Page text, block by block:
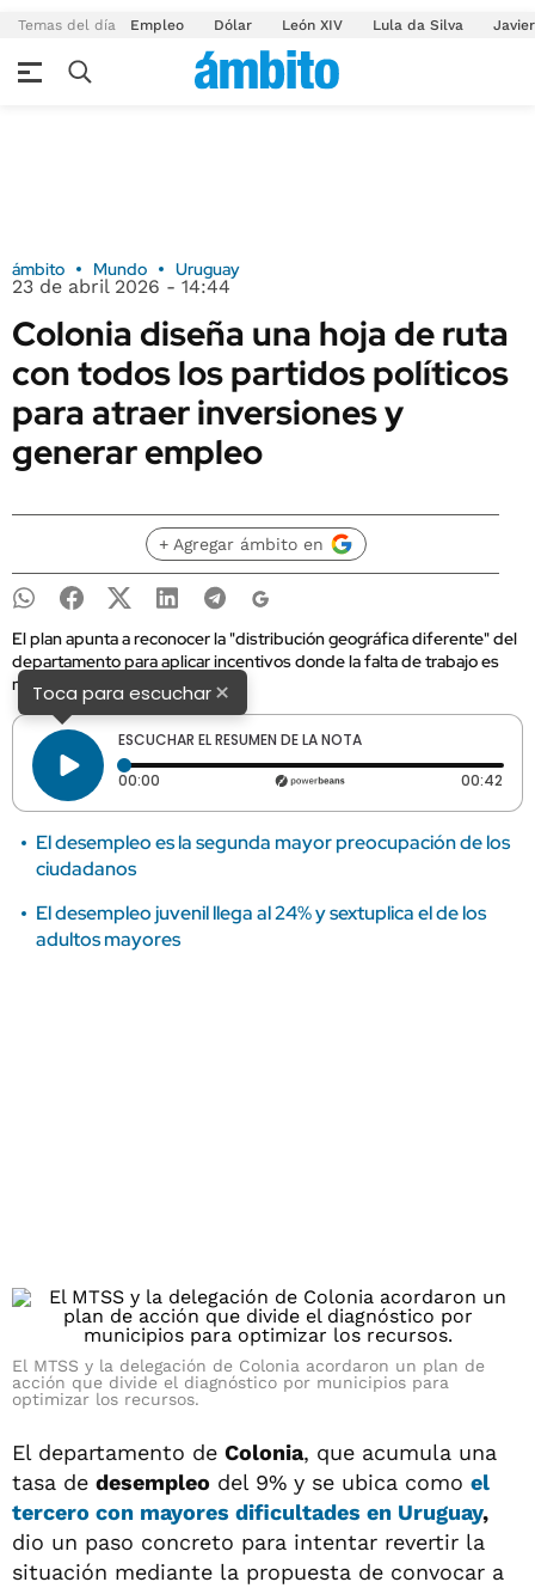
Temas del día Empleo Dólar León XIV Lula da Silva
ámbito Mundo Uruguay
23 de abril 2026 - 14:44
Colonia diseña una hoja de ruta
con todos los partidos políticos
para atraer inversiones y
generar empleo
+ Agregar ámbito en
El plan apunta a reconocer la "distribución geográfica diferente" del
departamento para aplicar incentivos donde la falta de trabajo es
más aguda.
Toca para escuchar×
ESCUCHAR EL RESUMEN DE LA NOTA
00:00 Tiempo transcurrido: 0 segundos 00:42
El desempleo es la segunda mayor preocupación de los
ciudadanos
El desempleo juvenil llega al 24% y sextuplica el de los
adultos mayores
El MTSS y la delegación de Colonia acordaron un plan de
acción que divide el diagnóstico por municipios para
optimizar los recursos.
El departamento de Colonia, que acumula una
tasa de desempleo del 9% y se ubica como el
tercero con mayores dificultades en Uruguay,
dio un paso concreto para intentar revertir la
situación mediante la propuesta de convocar a